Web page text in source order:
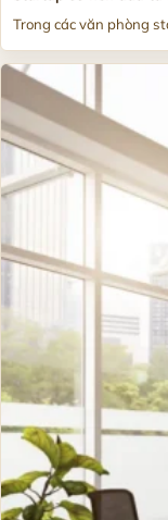
Trong các văn phòng